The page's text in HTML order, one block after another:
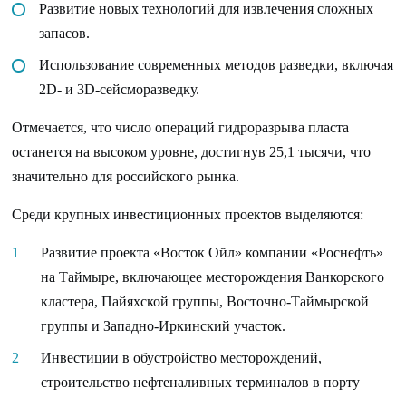
Развитие новых технологий для извлечения сложных
запасов.
Использование современных методов разведки, включая
2D- и 3D-сейсморазведку.
Отмечается, что число операций гидроразрыва пласта
останется на высоком уровне, достигнув 25,1 тысячи, что
значительно для российского рынка.
Среди крупных инвестиционных проектов выделяются:
Развитие проекта «Восток Ойл» компании «Роснефть»
на Таймыре, включающее месторождения Ванкорского
кластера, Пайяхской группы, Восточно-Таймырской
группы и Западно-Иркинский участок.
Инвестиции в обустройство месторождений,
строительство нефтеналивных терминалов в порту